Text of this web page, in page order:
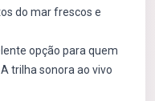
do mar frescos e
opção para quem
trilha sonora ao vivo